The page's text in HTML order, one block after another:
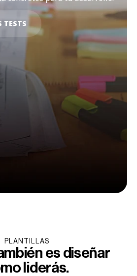
TESTS
PLANTILLAS
es diseñar
liderás.